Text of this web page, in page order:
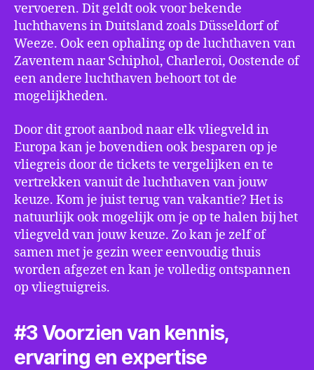
vervoeren. Dit geldt ook voor bekende
luchthavens in Duitsland zoals Düsseldorf of
Weeze. Ook een ophaling op de luchthaven van
Zaventem naar Schiphol, Charleroi, Oostende of
een andere luchthaven behoort tot de
mogelijkheden.
Door dit groot aanbod naar elk vliegveld in
Europa kan je bovendien ook besparen op je
vliegreis door de tickets te vergelijken en te
vertrekken vanuit de luchthaven van jouw
keuze. Kom je juist terug van vakantie? Het is
natuurlijk ook mogelijk om je op te halen bij het
vliegveld van jouw keuze. Zo kan je zelf of
samen met je gezin weer eenvoudig thuis
worden afgezet en kan je volledig ontspannen
op vliegtuigreis.
#3 Voorzien van kennis,
ervaring en expertise